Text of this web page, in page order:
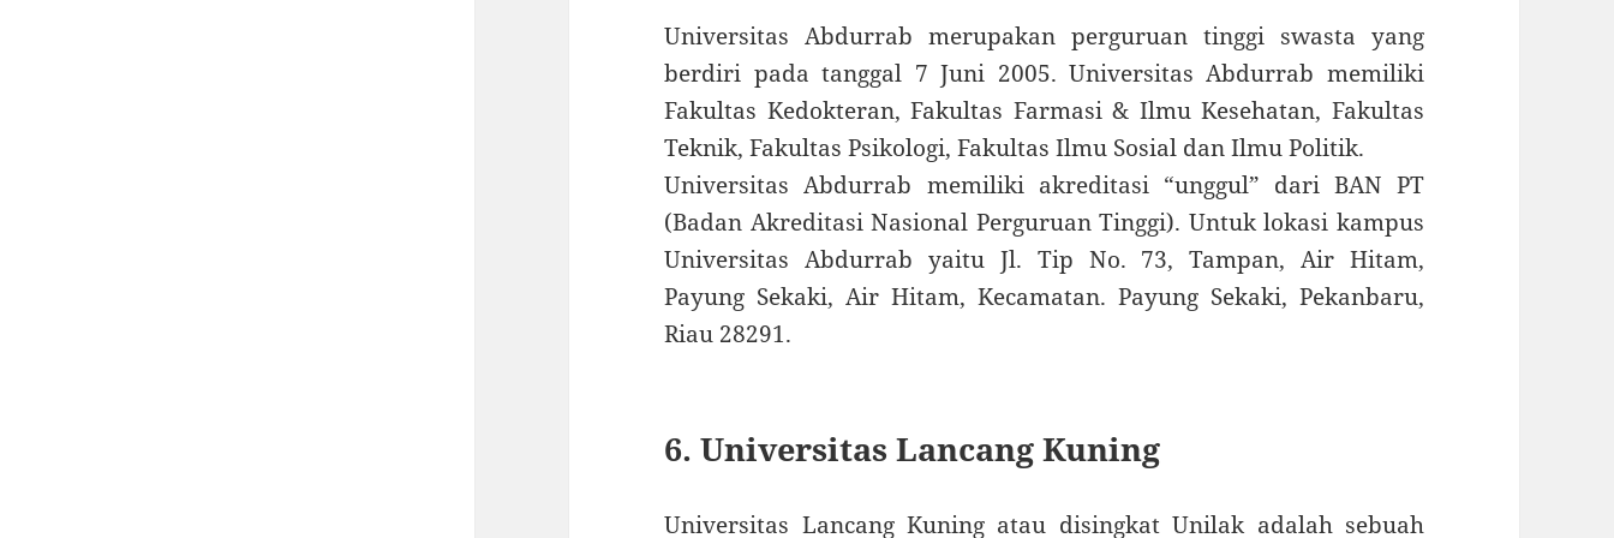
Universitas Abdurrab merupakan perguruan tinggi swasta yang
berdiri pada tanggal 7 Juni 2005. Universitas Abdurrab memiliki
Fakultas Kedokteran, Fakultas Farmasi & Ilmu Kesehatan, Fakultas
Teknik, Fakultas Psikologi, Fakultas Ilmu Sosial dan Ilmu Politik.
Universitas Abdurrab memiliki akreditasi “unggul” dari BAN PT
(Badan Akreditasi Nasional Perguruan Tinggi). Untuk lokasi kampus
Universitas Abdurrab yaitu Jl. Tip No. 73, Tampan, Air Hitam,
Payung Sekaki, Air Hitam, Kecamatan. Payung Sekaki, Pekanbaru,
Riau 28291.
6. Universitas Lancang Kuning
Universitas Lancang Kuning atau disingkat Unilak adalah sebuah